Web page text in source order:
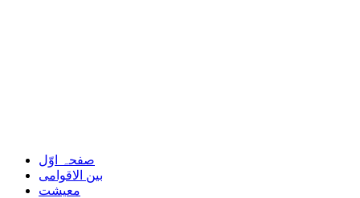
صفحہ اوّل
بین الاقوامی
معیشت